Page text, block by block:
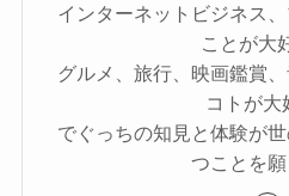
インターネットビジネス
ことが大
グルメ、旅行、映画鑑賞
コトが大
でぐっちの知見と体験が
つことを願